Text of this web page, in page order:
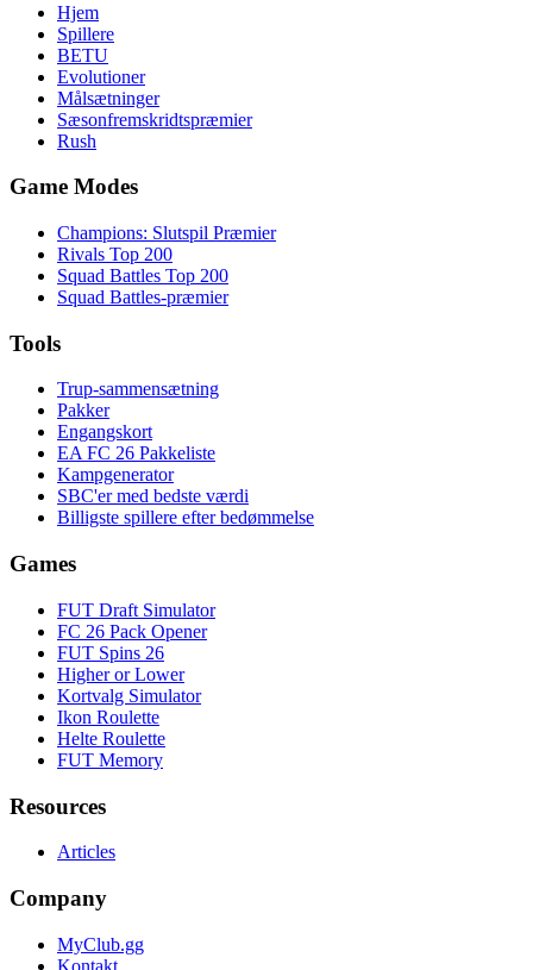
Hjem
Spillere
BETU
Evolutioner
Målsætninger
Sæsonfremskridtspræmier
Rush
Game Modes
Champions: Slutspil Præmier
Rivals Top 200
Squad Battles Top 200
Squad Battles-præmier
Tools
Trup-sammensætning
Pakker
Engangskort
EA FC 26 Pakkeliste
Kampgenerator
SBC'er med bedste værdi
Billigste spillere efter bedømmelse
Games
FUT Draft Simulator
FC 26 Pack Opener
FUT Spins 26
Higher or Lower
Kortvalg Simulator
Ikon Roulette
Helte Roulette
FUT Memory
Resources
Articles
Company
MyClub.gg
Kontakt